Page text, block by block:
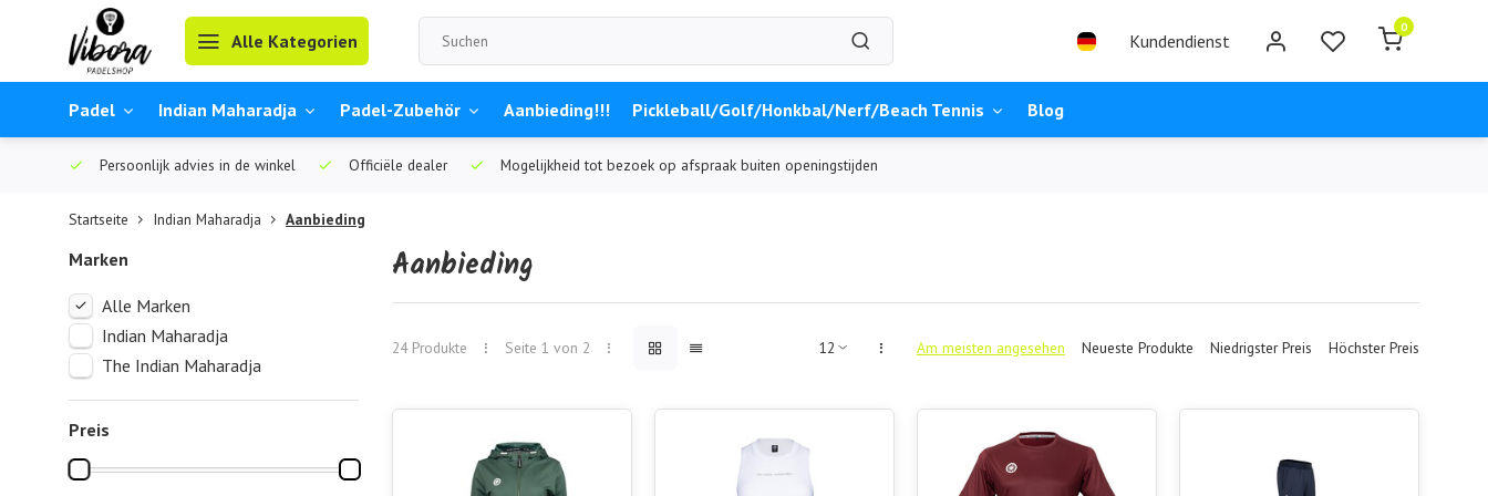
Alle Kategorien Kundendienst
0
Padel Indian Maharadja Padel-Zubehör Aanbieding!!! Pickleball/Golf/Honkbal/Nerf/Beach Tennis Blog
Persoonlijk advies in de winkel Officiële dealer Mogelijkheid tot bezoek op afspraak buiten openingstijden
Startseite Indian Maharadja Aanbieding
Marken
Alle Marken
Indian Maharadja
The Indian Maharadja
Preis
Aanbieding
24 Produkte Seite 1 von 2 Am meisten angesehen Neueste Produkte Niedrigster Preis Höchster Preis